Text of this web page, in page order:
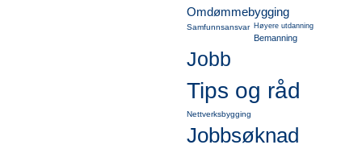
Omdømmebygging
Samfunnsansvar Høyere utdanning
Bemanning
Jobb
Tips og råd
Nettverksbygging
Jobbsøknad